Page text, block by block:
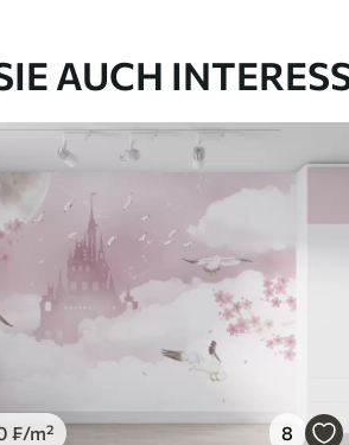
AUCH
₣/m² 8